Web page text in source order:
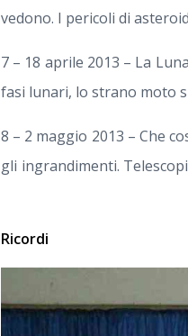
vedono. I pericoli di
7 – 18 aprile 2013 – La
fasi lunari, lo strano moto
8 – 2 maggio 2013 – Che
gli ingrandimenti.
Ricordi